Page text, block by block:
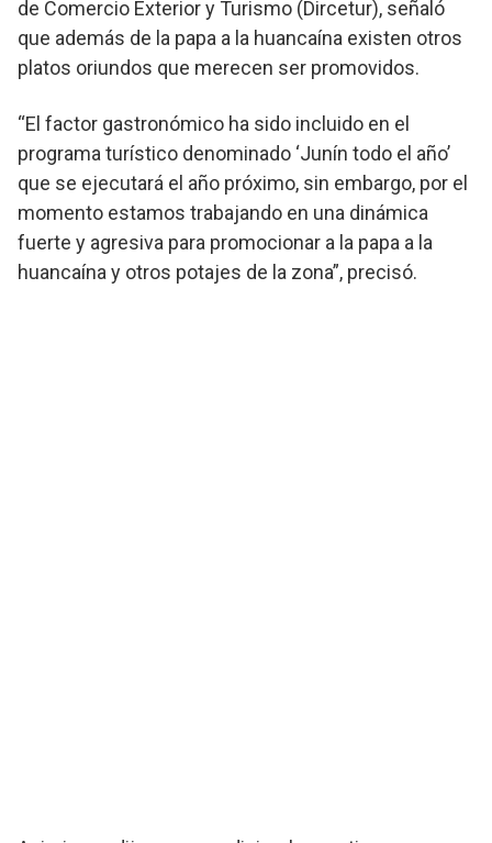
de Comercio Exterior y Turismo (Dircetur), señaló
que además de la papa a la huancaína existen otros
platos oriundos que merecen ser promovidos.
“El factor gastronómico ha sido incluido en el
programa turístico denominado ‘Junín todo el año’
que se ejecutará el año próximo, sin embargo, por el
momento estamos trabajando en una dinámica
fuerte y agresiva para promocionar a la papa a la
huancaína y otros potajes de la zona”, precisó.